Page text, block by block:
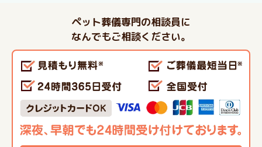
ペット葬儀専門の相談員に
なんでもご相談ください。